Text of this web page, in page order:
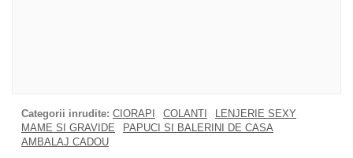
Categorii inrudite: CIORAPI COLANTI
LENJERIE SEXY
MAME SI GRAVIDE
PAPUCI SI BALERINI DE CASA
AMBALAJ CADOU